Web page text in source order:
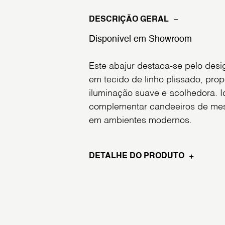
DESCRIÇÃO GERAL
Disponível em Showroom
Este abajur destaca-se pelo
em tecido de linho plissado,
iluminação suave e acolhedora.
complementar candeeiros de
em ambientes modernos.
DETALHE DO PRODUTO